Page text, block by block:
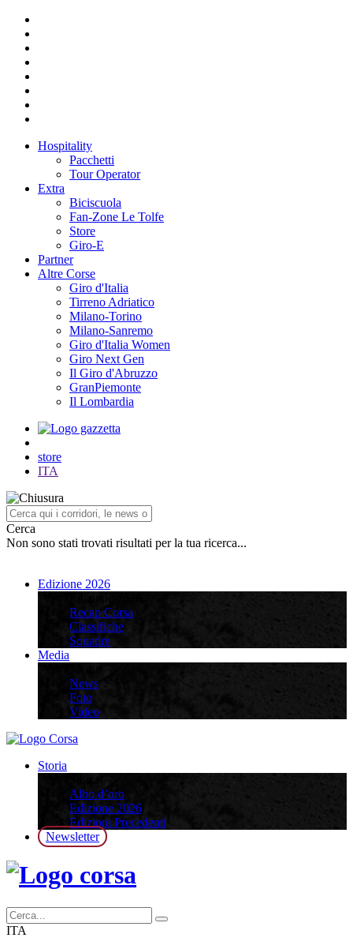
Hospitality
Pacchetti
Tour Operator
Extra
Biciscuola
Fan-Zone Le Tolfe
Store
Giro-E
Partner
Altre Corse
Giro d'Italia
Tirreno Adriatico
Milano-Torino
Milano-Sanremo
Giro d'Italia Women
Giro Next Gen
Il Giro d'Abruzzo
GranPiemonte
Il Lombardia
store
ITA
Cerca
Non sono stati trovati risultati per la tua ricerca...
Edizione 2026
Recap Corsa
Classifiche
Squadre
Media
News
Foto
Video
Storia
Albo d’oro
Edizione 2026
Edizioni Precedenti
Newsletter
ITA